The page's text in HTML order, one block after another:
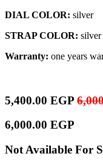
DIAL COLOR: silver
STRAP COLOR: silver
Warranty: one years
5,400.00 EGP
6,000.00 EGP
Not Available For